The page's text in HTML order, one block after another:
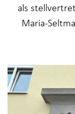
als
Maria-